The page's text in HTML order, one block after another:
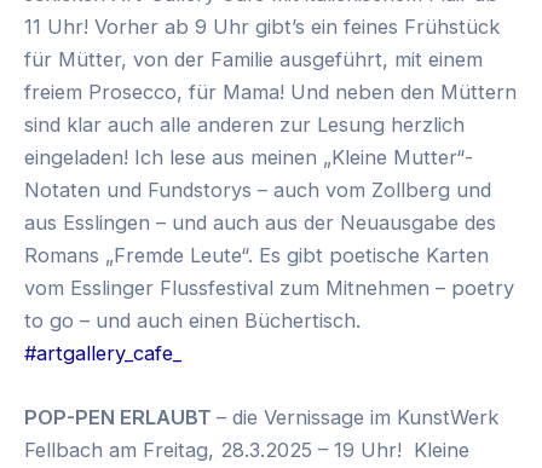
11 Uhr! Vorher ab 9 Uhr gibt’s ein feines Frühstück
für Mütter, von der Familie ausgeführt, mit einem
freiem Prosecco, für Mama! Und neben den Müttern
sind klar auch alle anderen zur Lesung herzlich
eingeladen! Ich lese aus meinen „Kleine Mutter“-
Notaten und Fundstorys – auch vom Zollberg und
aus Esslingen – und auch aus der Neuausgabe des
Romans „Fremde Leute“. Es gibt poetische Karten
vom Esslinger Flussfestival zum Mitnehmen – poetry
to go – und auch einen Büchertisch.
#artgallery_cafe_
POP-PEN ERLAUBT – die Vernissage im KunstWerk
Fellbach am Freitag, 28.3.2025 – 19 Uhr! Kleine